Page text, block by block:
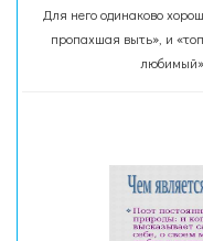
Для него одинаково
пропахшая выть», и